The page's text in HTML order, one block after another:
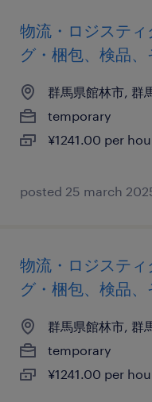
物流・ロジステ
グ・梱包、検品、
群馬県館林市, 群
temporary
¥1241.00 per
posted 25 march
物流・ロジステ
グ・梱包、検品、
群馬県館林市, 群
temporary
¥1241.00 per